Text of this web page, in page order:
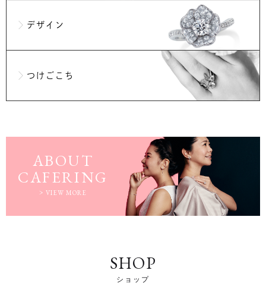
デザイン
つけごこち
ABOUT
CAFERING
VIEW MORE
SHOP
ショップ